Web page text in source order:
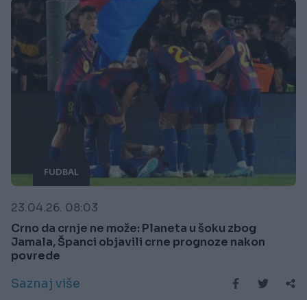
FUDBAL
23.04.26. 08:03
Crno da crnje ne može: Planeta u šoku zbog
Jamala, Španci objavili crne prognoze nakon
povrede
Saznaj više